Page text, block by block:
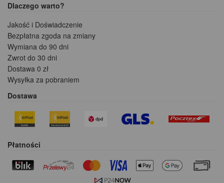
Dlaczego warto?
Jakość i Doświadczenie
Bezpłatna zgoda na zmiany
Wymiana do 90 dni
Zwrot do 30 dni
Dostawa 0 zł
Wysyłka za pobraniem
Dostawa
Płatności